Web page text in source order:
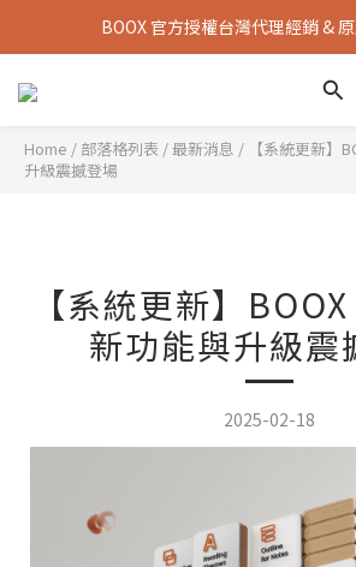
《會員招募》購機即享會員優惠，再享消
BOOX 官方授權台灣代理經銷 &
《會員招募》購機即享會員優惠，再享
Home / 部落格列表 /最新消息 /
【系統更新】
升級震撼登場
【系統更新】
新功能與升級震
2025-02-18